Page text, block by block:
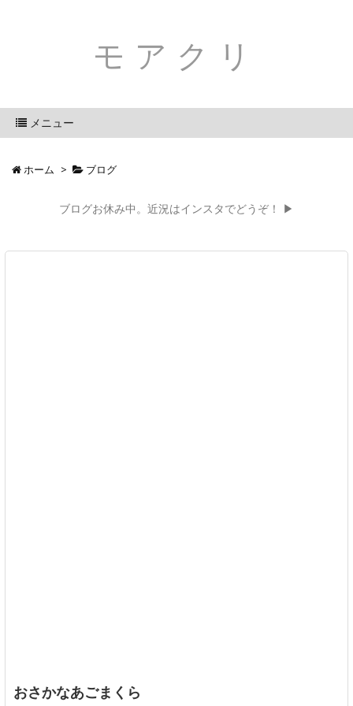
モアクリ
メニュー
ホーム > ブログ
ブログお休み中。近況はインスタでどうぞ！ ▶
おさかなあごまくら